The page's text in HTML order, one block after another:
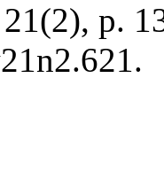
p.